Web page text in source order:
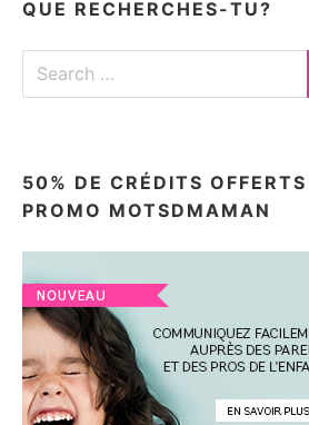
QUE RECHERCHES-TU?
Search
50% DE CRÉDITS
PROMO MOTSDMAMAN